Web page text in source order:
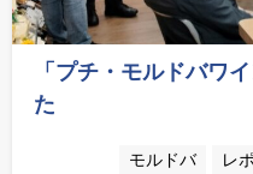
「プチ・モルドバワ
た
モルドバ レ